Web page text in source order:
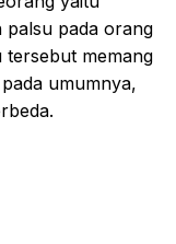
palsu pada orang
tersebut memang
umumnya,